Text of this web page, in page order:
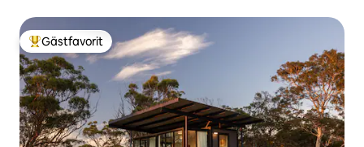
Populär gästfavorit
Gästfavorit